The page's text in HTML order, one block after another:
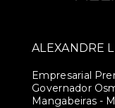
ALEXANDRE
Empresarial
Governador
Mangabeiras -